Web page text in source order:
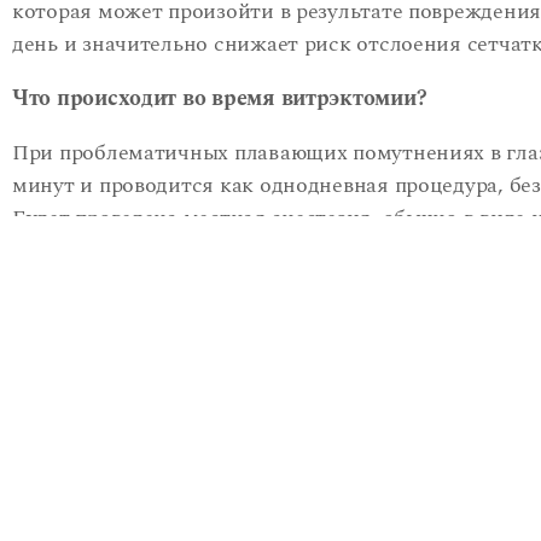
которая может произойти в результате
день и значительно снижает риск отслоения
Что происходит во время витрэктомии?
При проблематичных плавающих помутнениях в
минут и проводится как однодневная процедура,
Будет проведена местная анестезия, обычно в